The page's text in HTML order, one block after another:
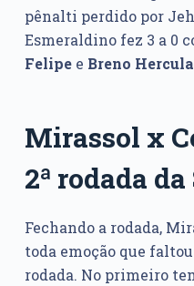
pênalti perdido por
Esmeraldino fez 3 a 0
Felipee Breno
Mirassol x
2ª rodada da
Fechando a rodada,
toda emoção que
rodada. No primeiro